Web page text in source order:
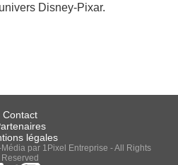
Disney-Pixar.
Contact
légales
par 1Pixel Entreprise - All Rights
Reserved